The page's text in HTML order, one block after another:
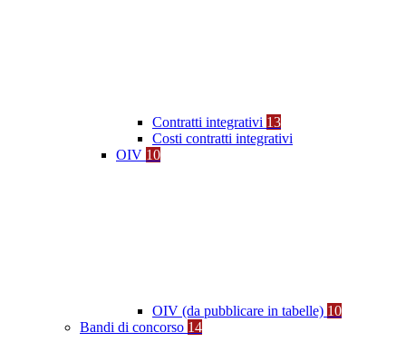
Contratti integrativi 13
Costi contratti integrativi
OIV 10
OIV (da pubblicare in tabelle) 10
Bandi di concorso 14